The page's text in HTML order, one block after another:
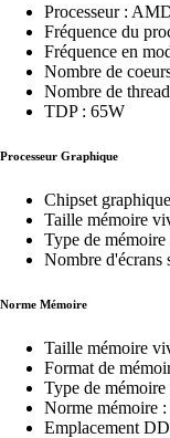
Processeur :
Fréquence du
Fréquence en
Nombre de
Nombre de
TDP : 65W
Processeur Graphique
Chipset
Taille mémoire
Type de
Nombre d'écrans
Norme Mémoire
Taille mémoire
Format de
Type de
Norme mémoire
Emplacement